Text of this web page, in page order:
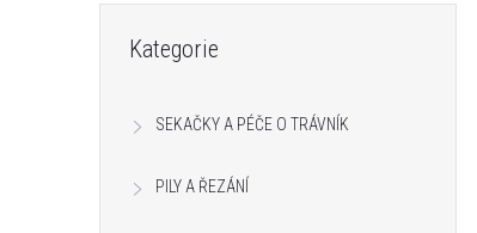
kategorie
Kategorie
SEKAČKY A PÉČE O TRÁVNÍK
PILY A ŘEZÁNÍ